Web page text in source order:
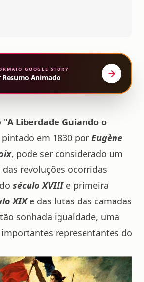
GOOGLE STORY
Resumo Animado
"A Liberdade Guiando o
pintado em 1830 por Eugène
, pode ser considerado um
revoluções ocorridas
século XVIIIe primeira
XIXe das lutas das camadas
sonhada igualdade, uma
representantes do